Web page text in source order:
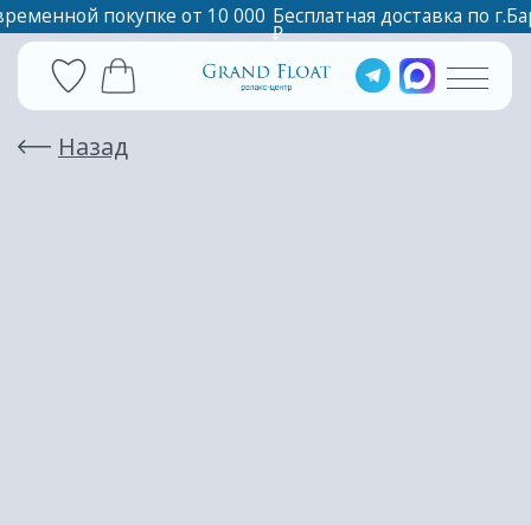
Бесплатная доставка по г.Барнаул при
₽
покупке от 10 000
Назад